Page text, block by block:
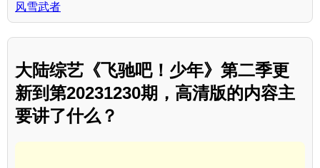
风雪武者
大陆综艺《飞驰吧！少年》第二季更
新到第20231230期，高清版的内容主
要讲了什么？